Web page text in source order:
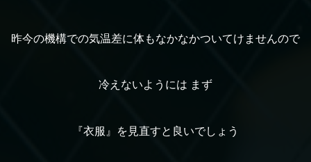
昨今の機構での気温差に体もなかなかついてけませんので
冷えないようには まず
『衣服』を見直すと良いでしょう